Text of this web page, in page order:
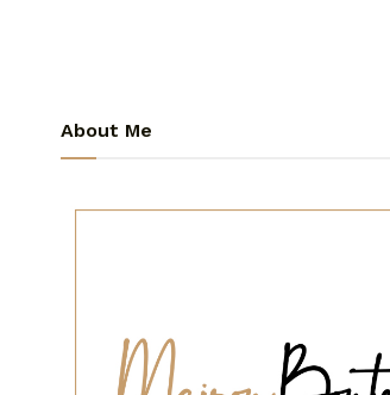
About Me